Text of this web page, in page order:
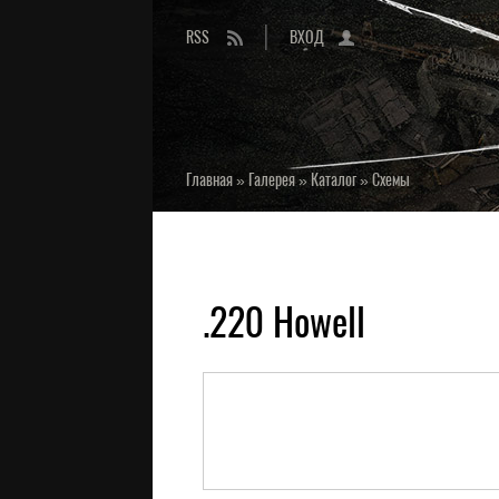
RSS ВХОД
Главная» Галерея»Каталог»Схемы
.220 Howell